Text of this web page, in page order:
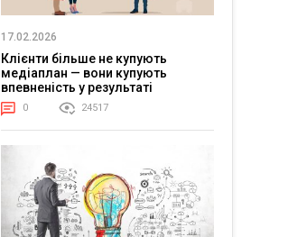
17.02.2026
Клієнти більше не купують
медіаплан — вони купують
впевненість у результаті
0 24517